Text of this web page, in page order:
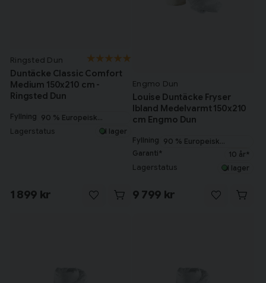
Ringsted Dun
Duntäcke Classic Comfort
Medium 150x210 cm -
Ringsted Dun
Fyllning 90 % Europeisk
myskanddun
Lagerstatus I lager
1 899 kr
Engmo Dun
Louise Duntäcke Fryser
Ibland Medelvarmt 150x210
cm Engmo Dun
Fyllning 90 % Europeisk
Garanti* 10 år*
Lagerstatus I lager
9 799 kr